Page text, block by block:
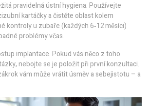
pravidelná ústní hygiena. Používejte
kartáčky a čistěte oblast kolem
kontroly u zubaře (každých 6‑12 měsíci)
problémy včas.
implantace. Pokud vás něco z toho
nebojte se je položit při první konzultaci.
vám může vrátit úsměv a sebejistotu – a